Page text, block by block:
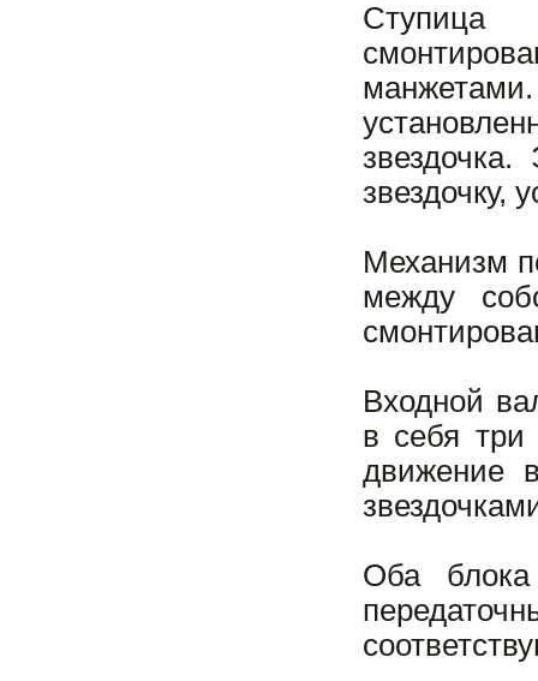
Ступица
звездочку,
Механизм
между
Входной
в себя три
движение
Оба блока